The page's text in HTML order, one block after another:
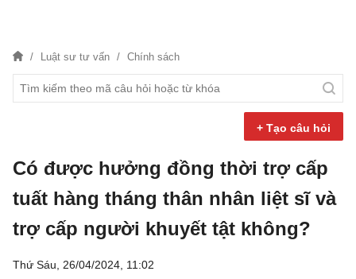
Luật sư tư vấn Chính sách
+ Tạo câu hỏi
​Có được hưởng đồng thời trợ cấp
tuất hàng tháng thân nhân liệt sĩ và
trợ cấp người khuyết tật không?
Thứ Sáu, 26/04/2024, 11:02